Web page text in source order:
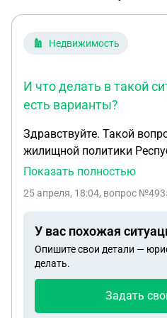
Недвижимость
И что делать в такой
есть варианты?
Здравствуйте. Такой
жилищной политики
письмо , что в связи с
необходимо
покинуто жилье : 1.
компенсации за
Оформление договора
1991 года от завода были
Показать полностью
25 апреля, 18:04, вопрос
У вас похожая
Опишите свои детали —
делать.
Задать